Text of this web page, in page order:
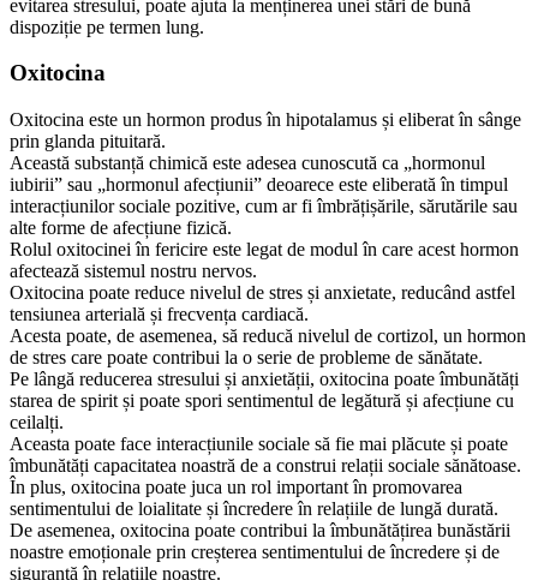
evitarea stresului, poate ajuta la menținerea unei stări de bună
dispoziție pe termen lung.
Oxitocina
Oxitocina este un hormon produs în hipotalamus și eliberat în sânge
prin glanda pituitară.
Această substanță chimică este adesea cunoscută ca „hormonul
iubirii” sau „hormonul afecțiunii” deoarece este eliberată în timpul
interacțiunilor sociale pozitive, cum ar fi îmbrățișările, sărutările sau
alte forme de afecțiune fizică.
Rolul oxitocinei în fericire este legat de modul în care acest hormon
afectează sistemul nostru nervos.
Oxitocina poate reduce nivelul de stres și anxietate, reducând astfel
tensiunea arterială și frecvența cardiacă.
Acesta poate, de asemenea, să reducă nivelul de cortizol, un hormon
de stres care poate contribui la o serie de probleme de sănătate.
Pe lângă reducerea stresului și anxietății, oxitocina poate îmbunătăți
starea de spirit și poate spori sentimentul de legătură și afecțiune cu
ceilalți.
Aceasta poate face interacțiunile sociale să fie mai plăcute și poate
îmbunătăți capacitatea noastră de a construi relații sociale sănătoase.
În plus, oxitocina poate juca un rol important în promovarea
sentimentului de loialitate și încredere în relațiile de lungă durată.
De asemenea, oxitocina poate contribui la îmbunătățirea bunăstării
noastre emoționale prin creșterea sentimentului de încredere și de
siguranță în relațiile noastre.